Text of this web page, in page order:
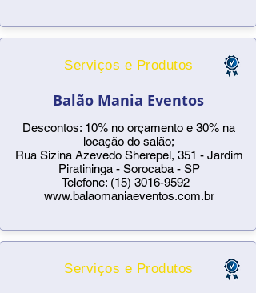
Serviços e Produtos
Balão Mania Eventos
Descontos: 10% no orçamento e 30% na
locação do salão;
Rua Sizina Azevedo Sherepel, 351 - Jardim
Piratininga - Sorocaba - SP
Telefone: (15) 3016-9592
www.balaomaniaeventos.com.br
Serviços e Produtos